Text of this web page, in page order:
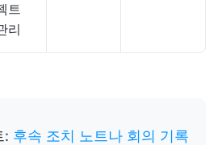
트
리
: 후속 조치 노트나 회의 기록